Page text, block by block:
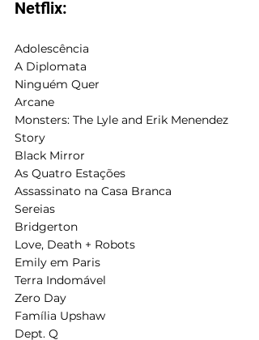
Netflix:
Adolescência
A Diplomata
Ninguém Quer
Arcane
Monsters: The Lyle and Erik Menendez
Story
Black Mirror
As Quatro Estações
Assassinato na Casa Branca
Sereias
Bridgerton
Love, Death + Robots
Emily em Paris
Terra Indomável
Zero Day
Família Upshaw
Dept. Q